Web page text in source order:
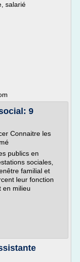
salarié
9
Connaitre les
publics en
sociales,
familial et
leur fonction
en milieu